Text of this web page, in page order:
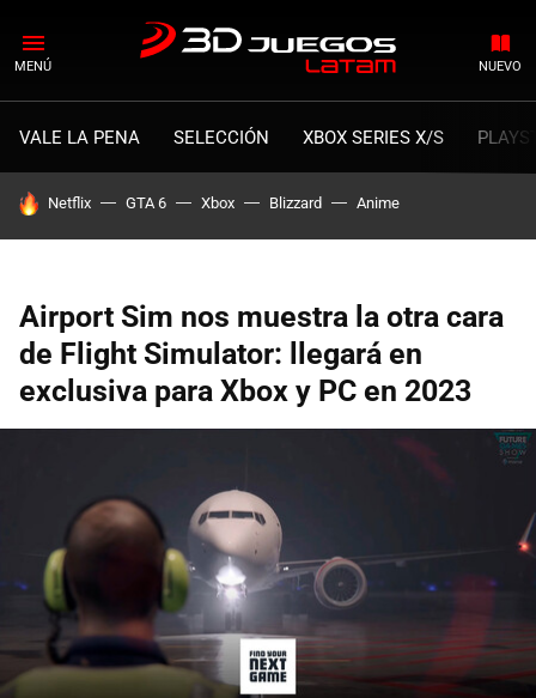
MENÚ NUEVO
VALE LA PENA SELECCIÓN XBOX SERIES X/S
HOY SE HABLA DE
Netflix GTA 6 Xbox Blizzard Anime
Airport Sim nos muestra la otra cara
de Flight Simulator: llegará en
exclusiva para Xbox y PC en 2023